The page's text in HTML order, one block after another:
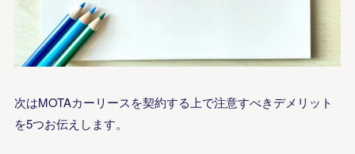
次はMOTAカーリースを契約する上で注意すべきデメリット
を5つお伝えします。